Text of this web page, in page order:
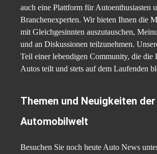
auch eine Plattform für Autoenthusiasten
Branchenexperten. Wir bieten Ihnen die
mit Gleichgesinnten auszutauschen,
und an Diskussionen teilzunehmen.
Teil einer lebendigen Community, die die
Autos teilt und stets auf dem Laufenden
Themen und Neuigkeiten der
Automobilwelt
Besuchen Sie noch heute Auto News